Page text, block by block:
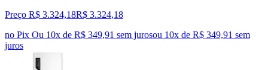
Preço R$ 3.324,18R$ 3.324,18
no Pix Ou 10x de R$ 349,91 sem jurosou 10x de R$ 349,91 sem
juros